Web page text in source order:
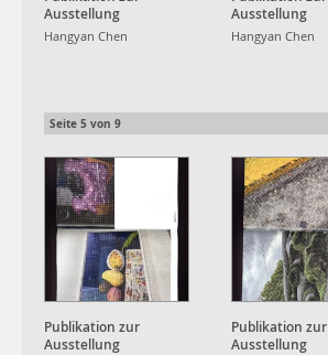
Ausstellung
Hangyan Chen
Ausstellung
Hangyan Chen
Seite 5 von 9
Publikation zur
Ausstellung
Publikation zur
Ausstellung